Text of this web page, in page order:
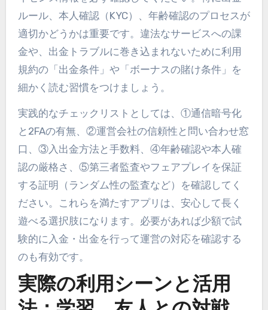
ルール、本人確認（KYC）、年齢確認のプロセスが
適切かどうかは重要です。違法なサービスへの課
金や、出金トラブルに巻き込まれないために利用
規約の「出金条件」や「ボーナスの賭け条件」を
細かく読む習慣をつけましょう。
実践的なチェックリストとしては、①通信暗号化
と2FAの有無、②運営会社の信頼性と問い合わせ窓
口、③入出金方法と手数料、④年齢確認や本人確
認の厳格さ、⑤第三者監査やフェアプレイを保証
する証明（ランダム性の監査など）を確認してく
ださい。これらを満たすアプリは、安心して長く
遊べる選択肢になります。必要があれば少額で試
験的に入金・出金を行って運営の対応を確認する
のも有効です。
実際の利用シーンと活用